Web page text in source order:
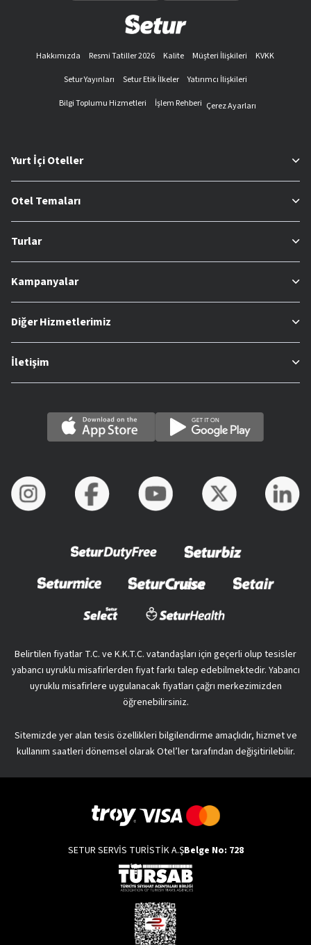
Hakkımızda Resmi Tatiller 2026 Kalite Müşteri İlişkileri
KVKK
Setur Yayınları
Setur Etik İlkeler
Yatırımcı İlişkileri
Bilgi Toplumu Hizmetleri
İşlem Rehberi Çerez Ayarları
Yurt İçi Oteller
Otel Temaları
Turlar
Kampanyalar
Diğer Hizmetlerimiz
İletişim
Belirtilen fiyatlar T.C. ve K.K.T.C. vatandaşları için geçerli olup tesisler
yabancı uyruklu misafirlerden fiyat farkı talep edebilmektedir. Yabancı
uyruklu misafirlere uygulanacak fiyatları çağrı merkezimizden
öğrenebilirsiniz.
Sitemizde yer alan tesis özellikleri bilgilendirme amaçlıdır, hizmet ve
kullanım saatleri dönemsel olarak Otel’ler tarafından değişitirilebilir.
SETUR SERVİS TURİSTİK A.ŞBelge No: 728